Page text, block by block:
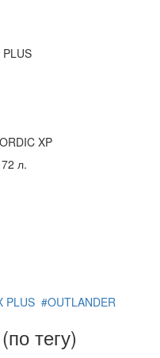
PLUS
XP
л.
PLUS OUTLANDER
тегу)